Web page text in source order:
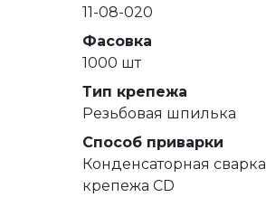
11-08-020
Фасовка
1000 шт
Тип крепежа
Резьбовая шпилька
Способ приварки
Конденсаторная сварка
крепежа CD